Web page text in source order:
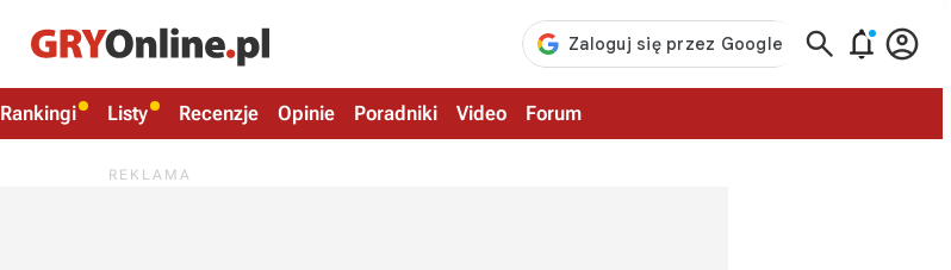
  
Rankingi Listy Recenzje Opinie Poradniki Video Forum